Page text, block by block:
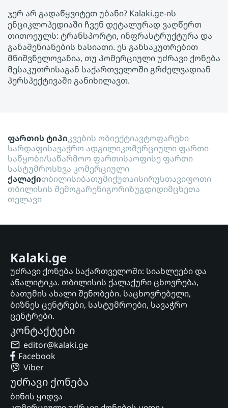
ჯერ არ გადაწყვიტეთ უბანი? Kalaki.ge-ის
ენციკლოპედიაში ჩვენ დეტალურად ვაღწერთ
თითოეულს: ტრანსპორტი, ინფრასტრუქტურა და
განაშენიანების ხასიათი. ეს განსაკუთრებით
მნიშვნელოვანია, თუ Კომერციული უძრავი ქონება
მესაკუთრისაგან საქართველოში გრძელვადიან
პერსპექტივაში განიხილავთ.
ფართის ტიპიკვების ობიექტიავტოფარეხი
სარდაფისავაჭრო ადგილიკომერციული ფართი
საწყობი/საწარმოო ფართისაოფისე ფართი
სასტუმროსხვა კომერციული
ქალაქითბილისიბათუმიქუთაისირუსთავიფოთი
თბილისის შემოგარენიგორიზუგდიდიმცხეთა
თელავი
Kalaki.ge
უძრავი ქონება საქართველოში: სიახლეები და
ანალიტიკა. თბილისის ქალაქური ცხოვრება,
ბათუმის ახალი შენობები. საცხოვრებელი,
ბიზნეს ცენტრები, სასტუმროები, სავაჭრო
ცენტრები.
კონტაქტები
editor@kalaki.ge
Facebook
Viber
უძრავი ქონება
ბინის ყიდვა